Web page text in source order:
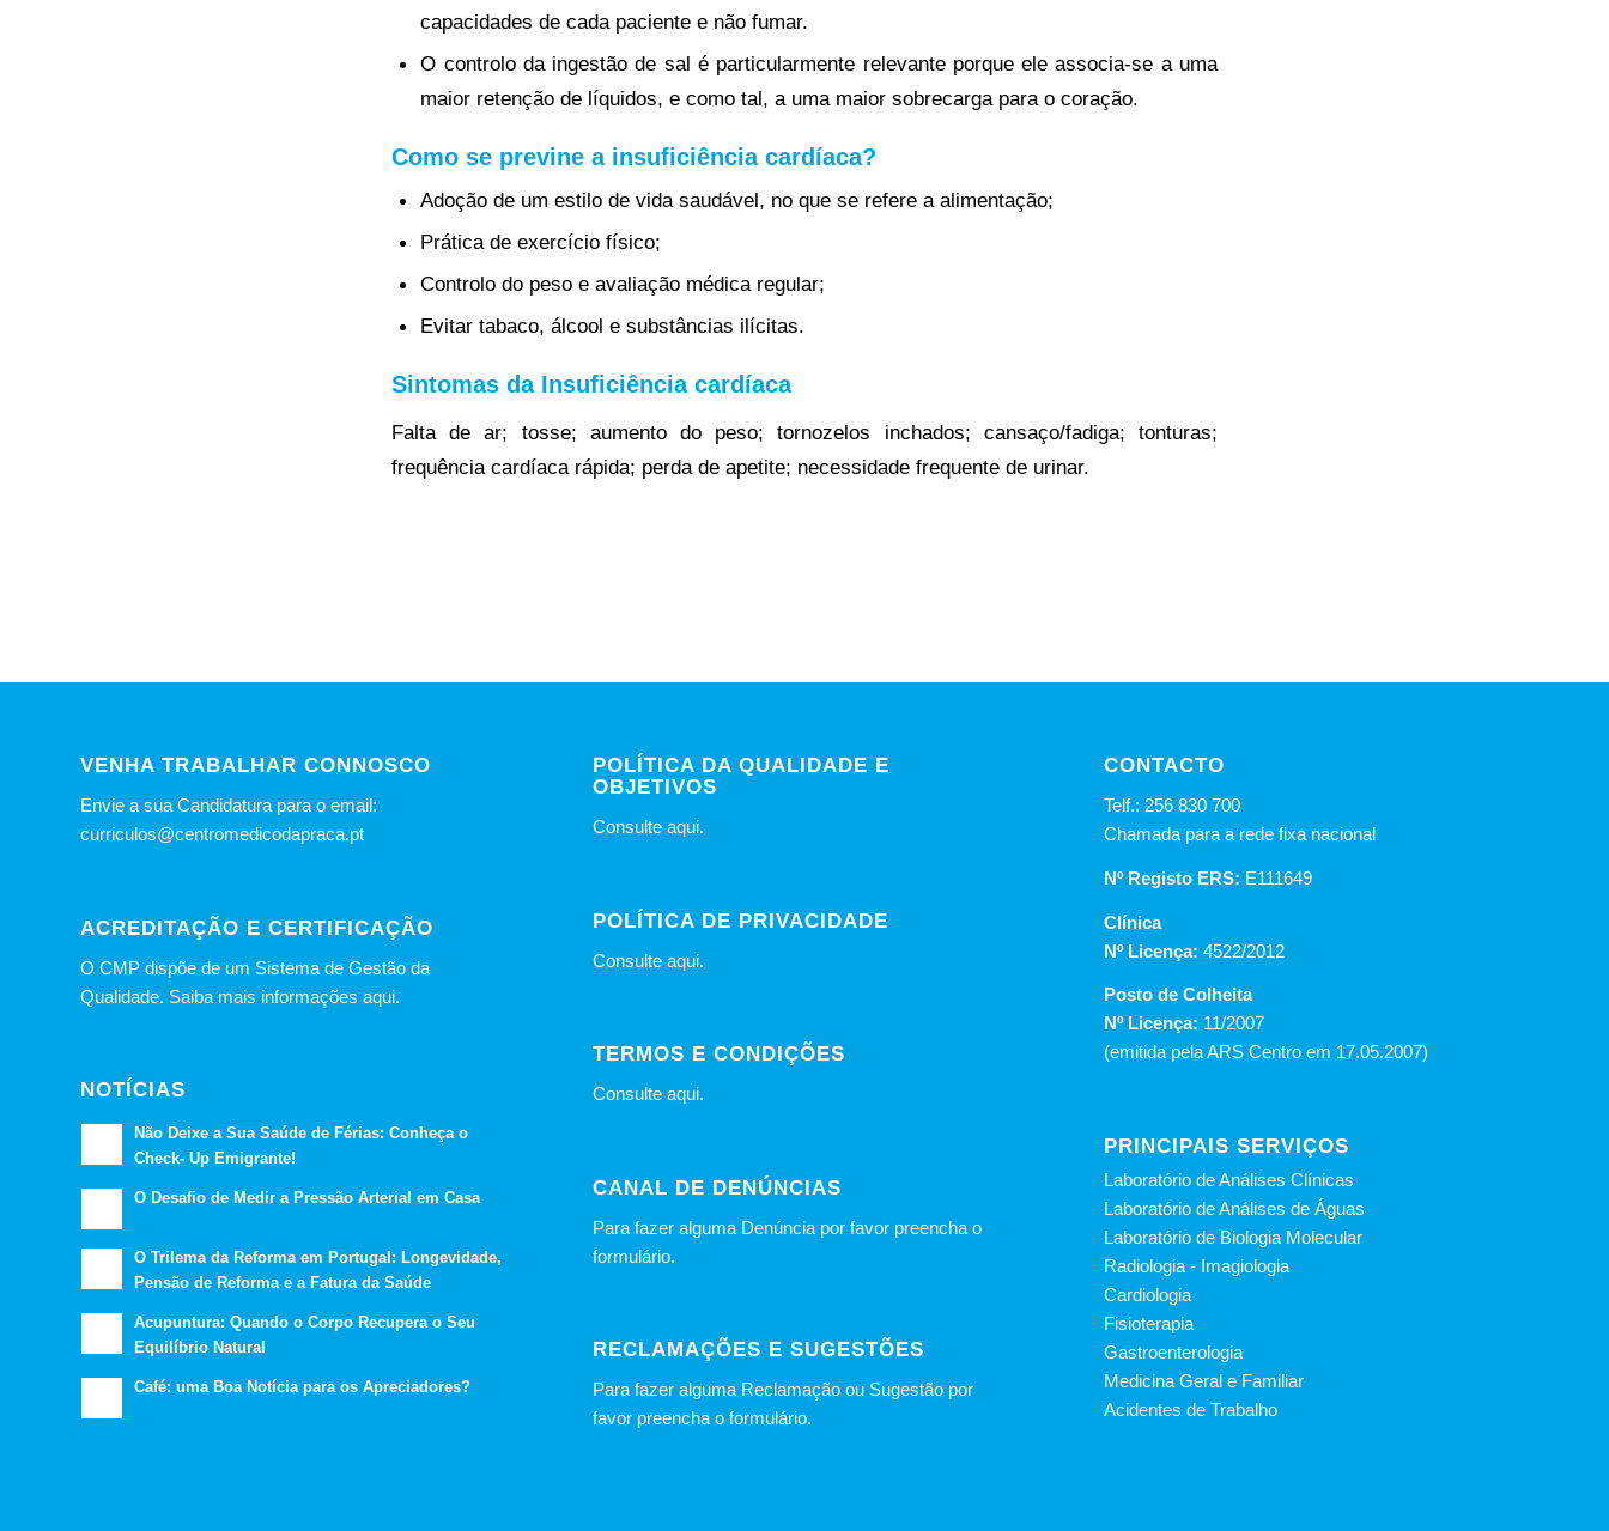
capacidades de cada paciente e não fumar.
O controlo da ingestão de sal é particularmente relevante porque ele associa-se a uma
maior retenção de líquidos, e como tal, a uma maior sobrecarga para o coração.
Como se previne a insuficiência cardíaca?
Adoção de um estilo de vida saudável, no que se refere a alimentação;
Prática de exercício físico;
Controlo do peso e avaliação médica regular;
Evitar tabaco, álcool e substâncias ilícitas.
Sintomas da Insuficiência cardíaca
Falta de ar; tosse; aumento do peso; tornozelos inchados; cansaço/fadiga; tonturas;
frequência cardíaca rápida; perda de apetite; necessidade frequente de urinar.
VENHA TRABALHAR CONNOSCO
Envie a sua Candidatura para o email:
curriculos@centromedicodapraca.pt
ACREDITAÇÃO E CERTIFICAÇÃO
O CMP dispõe de um Sistema de Gestão da
Qualidade. Saiba mais informações aqui.
NOTÍCIAS
Não Deixe a Sua Saúde de Férias: Conheça o
Check- Up Emigrante!
O Desafio de Medir a Pressão Arterial em Casa
O Trilema da Reforma em Portugal: Longevidade,
Pensão de Reforma e a Fatura da Saúde
Acupuntura: Quando o Corpo Recupera o Seu
Equilíbrio Natural
Café: uma Boa Notícia para os Apreciadores?
POLÍTICA DA QUALIDADE E
OBJETIVOS
Consulte aqui.
POLÍTICA DE PRIVACIDADE
Consulte aqui.
TERMOS E CONDIÇÕES
Consulte aqui.
CANAL DE DENÚNCIAS
Para fazer alguma Denúncia por favor preencha o
formulário.
RECLAMAÇÕES E SUGESTÕES
Para fazer alguma Reclamação ou Sugestão por
favor preencha o formulário.
CONTACTO
Telf.: 256 830 700
Chamada para a rede fixa nacional
Nº Registo ERS: E111649
Clínica
Nº Licença:4522/2012
Posto de Colheita
Nº Licença: 11/2007
(emitida pela ARS Centro em 17.05.2007)
PRINCIPAIS SERVIÇOS
Laboratório de Análises Clínicas
Laboratório de Análises de Águas
Laboratório de Biologia Molecular
Radiologia - Imagiologia
Cardiologia
Fisioterapia
Gastroenterologia
Medicina Geral e Familiar
Acidentes de Trabalho